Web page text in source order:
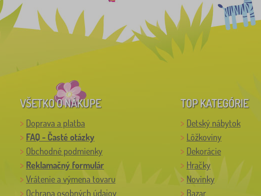
VŠETKO O NÁKUPE
Doprava a platba
FAQ - Časté otázky
Obchodné podmienky
Reklamačný formulár
Vrátenie a výmena tovaru
Ochrana osobných údajov
TOP KATEGÓRIE
Detský nábytok
Lôžkoviny
Dekorácie
Hračky
Novinky
Bazar